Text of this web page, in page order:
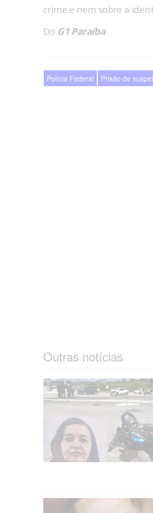
crime e nem sobre a
Do G1 Paraíba
Polícia Federal Prisão de
Outras notícias